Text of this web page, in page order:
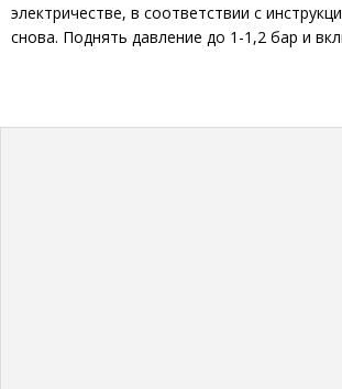
электричестве, в соответствии с
снова. Поднять давление до 1-1,2 бар и